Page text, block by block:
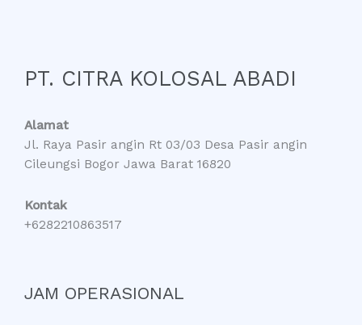
PT. CITRA KOLOSAL ABADI
Alamat
Jl. Raya Pasir angin Rt 03/03 Desa Pasir angin
Cileungsi Bogor Jawa Barat 16820
Kontak
+6282210863517
JAM OPERASIONAL